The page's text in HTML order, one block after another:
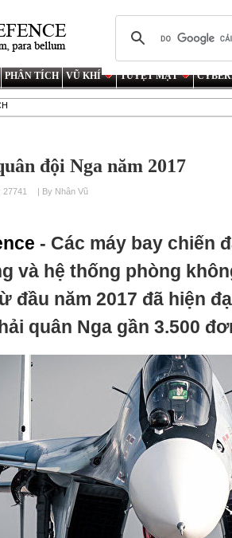
PHÂN TÍCH VŨ KHÍ TUYỆT MẬT
đội Nga năm 2017
27741 | By Nhân Vũ
- Các máy bay chiến
và hệ thống phòng
đầu năm 2017 đã hiện
quân Nga gần 3.500